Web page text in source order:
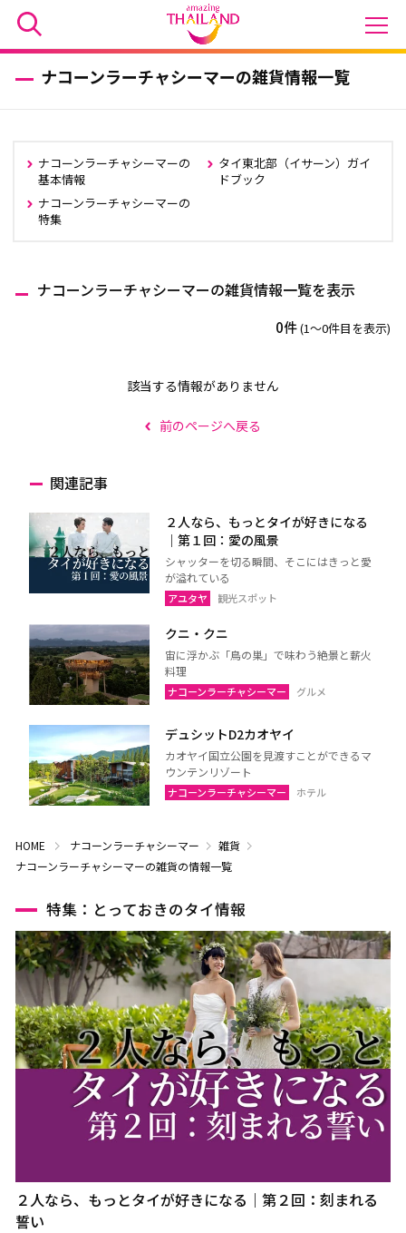
ナコーンラーチャシーマーの雑貨情報一覧
ナコーンラーチャシーマーの
基本情報
タイ東北部（イサーン）ガイ
ドブック
ナコーンラーチャシーマーの
特集
ナコーンラーチャシーマーの雑貨情報一覧を表示
0件(1〜0件目を表示)
該当する情報がありません
前のページへ戻る
関連記事
２人なら、もっとタイが好きになる
｜第１回：愛の風景
シャッターを切る瞬間、そこにはきっと愛
が溢れている
アユタヤ 観光スポット
クニ・クニ
宙に浮かぶ「鳥の巣」で味わう絶景と薪火
料理
ナコーンラーチャシーマー グルメ
デュシットD2カオヤイ
カオヤイ国立公園を見渡すことができるマ
ウンテンリゾート
ナコーンラーチャシーマー ホテル
HOME ナコーンラーチャシーマー
雑貨
ナコーンラーチャシーマーの雑貨の情報一覧
特集：とっておきのタイ情報
２人なら、もっとタイが好きになる｜第２回：刻まれる
誓い